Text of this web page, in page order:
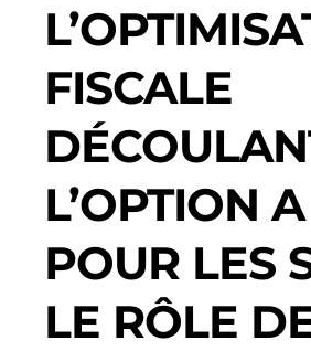
FISCALE
L’OPTION A
POUR LES
LE RÔLE